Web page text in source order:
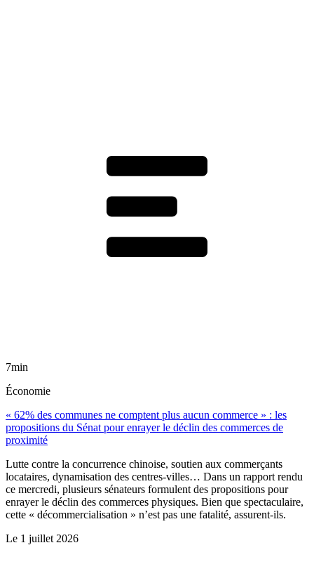
7min
Économie
« 62% des communes ne comptent plus aucun commerce » : les
propositions du Sénat pour enrayer le déclin des commerces de
proximité
Lutte contre la concurrence chinoise, soutien aux commerçants
locataires, dynamisation des centres-villes… Dans un rapport rendu
ce mercredi, plusieurs sénateurs formulent des propositions pour
enrayer le déclin des commerces physiques. Bien que spectaculaire,
cette « décommercialisation » n’est pas une fatalité, assurent-ils.
Le 1 juillet 2026